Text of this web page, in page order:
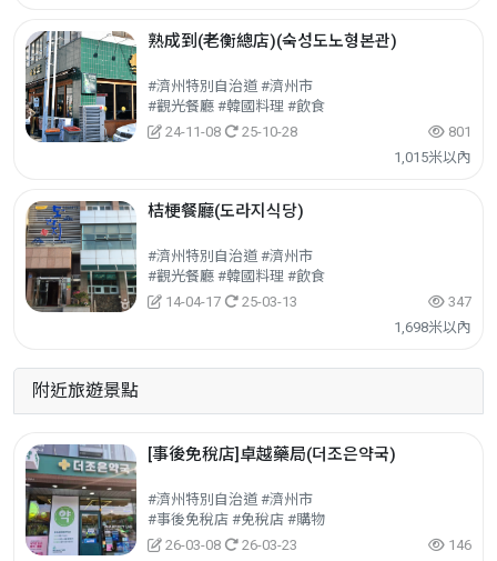
熟成到(老衡總店)(숙성도노형본관)
#濟州特別自治道 #濟州市
#觀光餐廳 #韓國料理 #飲食
24-11-08
25-10-28
801
1,015米以內
桔梗餐廳(도라지식당)
#濟州特別自治道 #濟州市
#觀光餐廳 #韓國料理 #飲食
14-04-17
25-03-13
347
1,698米以內
附近旅遊景點
[事後免稅店]卓越藥局(더조은약국)
#濟州特別自治道 #濟州市
#事後免稅店 #免稅店 #購物
26-03-08
26-03-23
146